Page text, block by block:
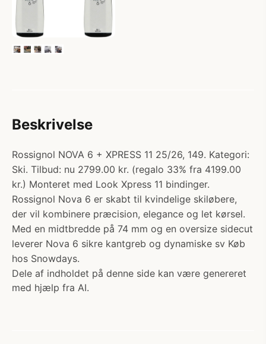
Beskrivelse
Rossignol NOVA 6 + XPRESS 11 25/26, 149. Kategori:
Ski. Tilbud: nu 2799.00 kr. (regalo 33% fra 4199.00
kr.) Monteret med Look Xpress 11 bindinger.
Rossignol Nova 6 er skabt til kvindelige skiløbere,
der vil kombinere præcision, elegance og let kørsel.
Med en midtbredde på 74 mm og en oversize sidecut
leverer Nova 6 sikre kantgreb og dynamiske sv Køb
hos Snowdays.
Dele af indholdet på denne side kan være genereret
med hjælp fra AI.